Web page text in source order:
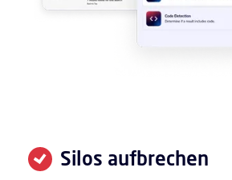
Silos aufbrechen